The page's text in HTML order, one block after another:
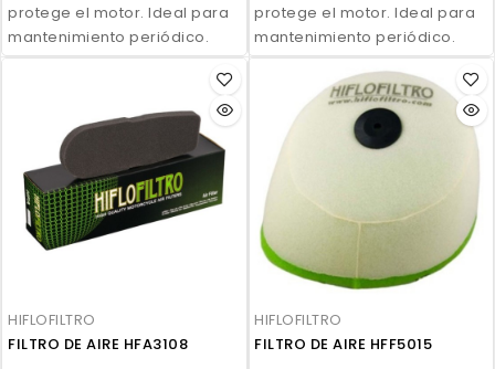
protege el motor. Ideal para
mantenimiento periódico.
protege el motor. Ideal para
mantenimiento periódico.
HIFLOFILTRO
FILTRO DE AIRE HFA3108
HIFLOFILTRO
FILTRO DE AIRE HFF5015